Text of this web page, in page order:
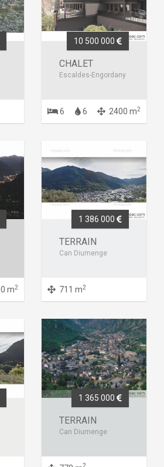
10 500 000
CHALET
Escaldes-Engordany
6 6 2400 m2
m2
1 386 000
TERRAIN
Can Diumenge
711 m2
1 365 000
TERRAIN
Can Diumenge